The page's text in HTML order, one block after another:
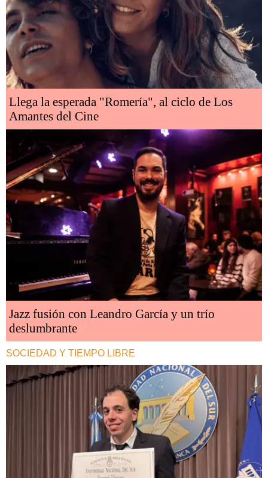
Llega la esperada "Romería", al ciclo de Los
Amantes del Cine
Jazz fusión con Leandro García y un trío
deslumbrante
SOCIEDAD Y TIEMPO LIBRE